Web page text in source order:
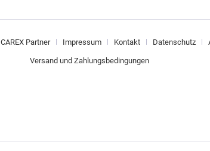
CAREX Partner Impressum Kontakt Datenschutz
Versand und Zahlungsbedingungen